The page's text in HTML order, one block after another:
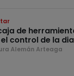
de
control de la
Alemán Arteaga